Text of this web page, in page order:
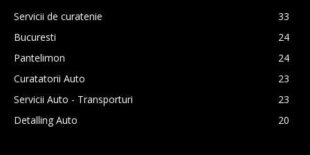
Servicii de curatenie
33
Bucuresti
24
Pantelimon
24
Curatatorii Auto
23
Servicii Auto - Transporturi
23
Detalling Auto
20